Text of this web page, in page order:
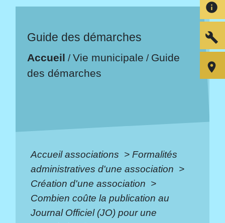
Guide des démarches
Accueil /Vie municipale / Guide
des démarches
Accueil associations > Formalités
administratives d'une association >
Création d'une association >
Combien coûte la publication au
Journal Officiel (JO) pour une
info
build
room